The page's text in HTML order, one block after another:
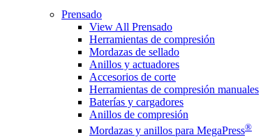
Prensado
View All Prensado
Herramientas de compresión
Mordazas de sellado
Anillos y actuadores
Accesorios de corte
Herramientas de compresión manuales
Baterías y cargadores
Anillos de compresión
Mordazas y anillos para MegaPress®